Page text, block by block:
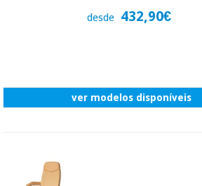
desde 432,90€
ver modelos disponíveis